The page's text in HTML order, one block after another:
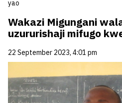
yao
Wakazi Migungani
uzururishaji mifugo
22 September 2023, 4:01 pm